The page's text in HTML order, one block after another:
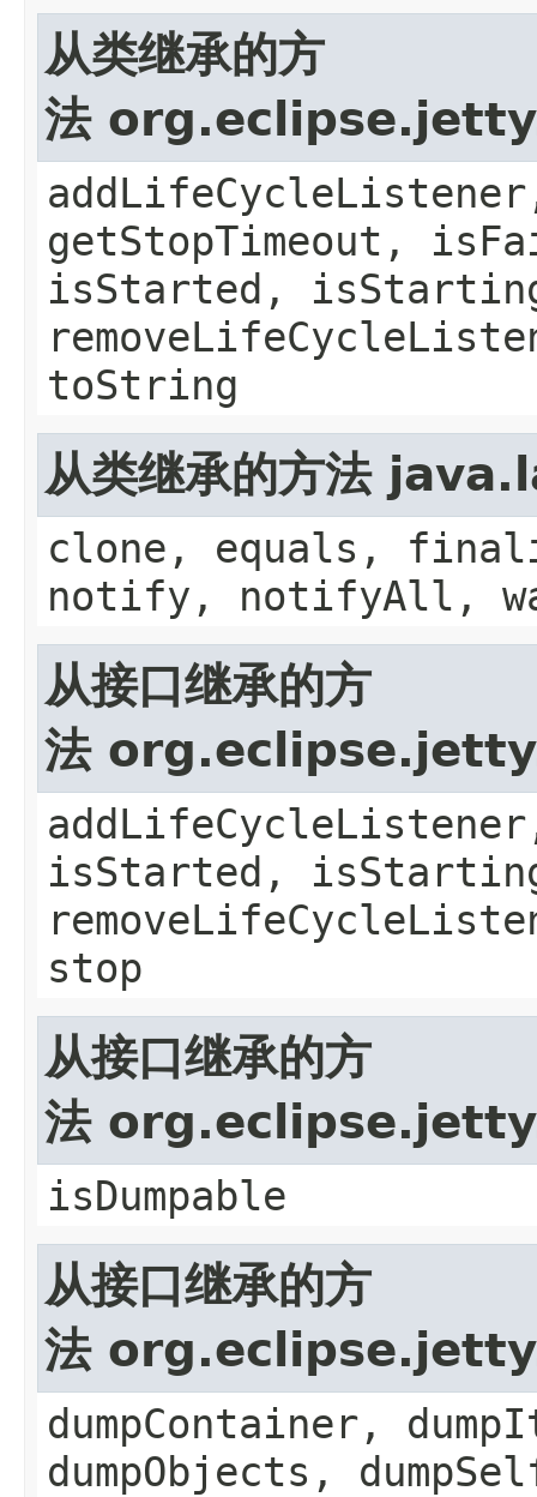
从类继承的方
法
getStopTimeout,
isStarted,
toString
从类继承的方法
clone, equals,
notify, notifyAll,
从接口继承的方
法
isStarted,
stop
从接口继承的方
法
isDumpable
从接口继承的方
法
dumpContainer,
dumpObjects,